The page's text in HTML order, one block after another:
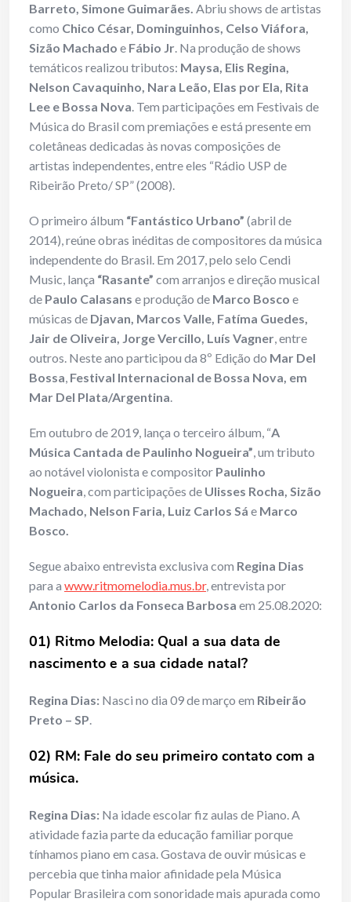
Barreto, Simone Guimarães. Abriu shows de artistas
como Chico César, Dominguinhos, Celso Viáfora,
Sizão Machado e Fábio Jr. Na produção de shows
temáticos realizou tributos: Maysa, Elis Regina,
Nelson Cavaquinho, Nara Leão, Elas por Ela, Rita
Lee e Bossa Nova. Tem participações em Festivais de
Música do Brasil com premiações e está presente em
coletâneas dedicadas às novas composições de
artistas independentes, entre eles “Rádio USP de
Ribeirão Preto/ SP” (2008).
O primeiro álbum “Fantástico Urbano” (abril de
2014), reúne obras inéditas de compositores da música
independente do Brasil. Em 2017, pelo selo Cendi
Music, lança “Rasante” com arranjos e direção musical
de Paulo Calasans e produção de Marco Bosco e
músicas de Djavan, Marcos Valle, Fatíma Guedes,
Jair de Oliveira, Jorge Vercillo, Luís Vagner, entre
outros. Neste ano participou da 8º Edição do Mar Del
Bossa, Festival Internacional de Bossa Nova, em
Mar Del Plata/Argentina.
Em outubro de 2019, lança o terceiro álbum, “A
Música Cantada de Paulinho Nogueira”, um tributo
ao notável violonista e compositor Paulinho
Nogueira, com participações de Ulisses Rocha, Sizão
Machado, Nelson Faria, Luiz Carlos Sá e Marco
Bosco.
Segue abaixo entrevista exclusiva com Regina Dias
para a www.ritmomelodia.mus.br, entrevista por
Antonio Carlos da Fonseca Barbosa em 25.08.2020:
01) Ritmo Melodia: Qual a sua data de
nascimento e a sua cidade natal?
Regina Dias: Nasci no dia 09 de março em Ribeirão
Preto – SP.
02) RM: Fale do seu primeiro contato com a
música.
Regina Dias: Na idade escolar fiz aulas de Piano. A
atividade fazia parte da educação familiar porque
tínhamos piano em casa. Gostava de ouvir músicas e
percebia que tinha maior afinidade pela Música
Popular Brasileira com sonoridade mais apurada como